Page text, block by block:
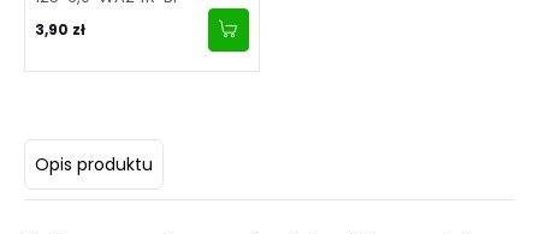
3,90 zł
Opis produktu